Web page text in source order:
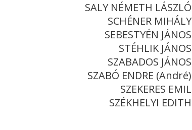
SALY NÉMETH LÁSZLÓ
SCHÉNER MIHÁLY
SEBESTYÉN JÁNOS
STÉHLIK JÁNOS
SZABADOS JÁNOS
SZABÓ ENDRE (André)
SZEKERES EMIL
SZÉKHELYI EDITH